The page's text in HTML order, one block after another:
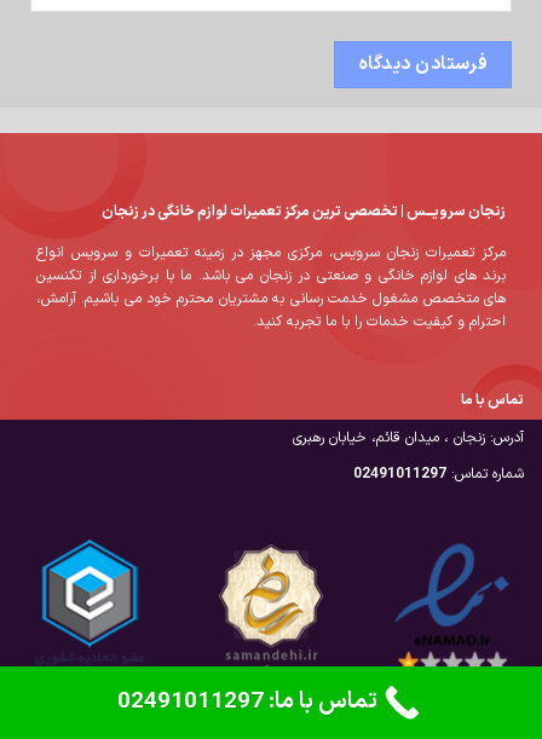
زنجان سرویـــس | تخصصی ترین مرکز تعمیرات لوازم خانگی در زنجان
مرکز تعمیرات زنجان سرویس، مرکزی مجهز در زمینه تعمیرات و سرویس انواع
برند های لوازم خانگی و صنعتی در زنجان می باشد. ما با برخورداری از تکنسین
های متخصص مشغول خدمت رسانی به مشتریان محترم خود می باشیم. آرامش،
احترام و کیفیت خدمات را با ما تجربه کنید.
تماس با ما
آدرس: زنجان ، میدان قائم، خیابان رهبری
شماره تماس: 02491011297
تماس با ما: 02491011297